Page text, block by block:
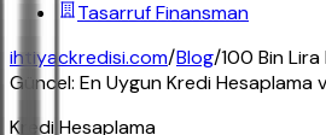
Tasarruf Finansman
ihtiyackredisi.com/Blog/100 Bin
Güncel: En Uygun Kredi Hesaplama
Kredi Hesaplama